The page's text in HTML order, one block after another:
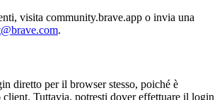
visita community.brave.app o invia una
.
diretto per il browser stesso, poiché è
client. Tuttavia, potresti dover effettuare il login